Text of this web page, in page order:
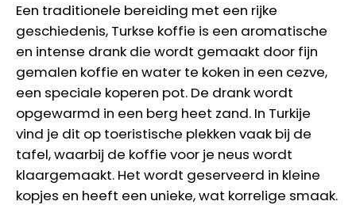
Een traditionele bereiding met een rijke
geschiedenis, Turkse koffie is een aromatische
en intense drank die wordt gemaakt door fijn
gemalen koffie en water te koken in een cezve,
een speciale koperen pot. De drank wordt
opgewarmd in een berg heet zand. In Turkije
vind je dit op toeristische plekken vaak bij de
tafel, waarbij de koffie voor je neus wordt
klaargemaakt. Het wordt geserveerd in kleine
kopjes en heeft een unieke, wat korrelige smaak.